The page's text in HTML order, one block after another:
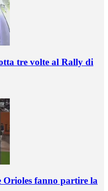
tre volte al Rally di
Orioles fanno partire la